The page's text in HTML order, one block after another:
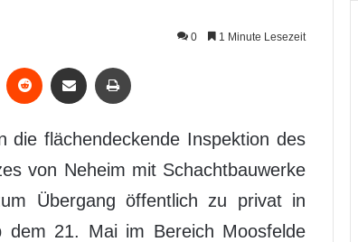
0 1 Minute Lesezeit
die flächendeckende Inspektion des
von Neheim mit Schachtbauwerke
Übergang öffentlich zu privat in
dem 21. Mai im Bereich Moosfelde